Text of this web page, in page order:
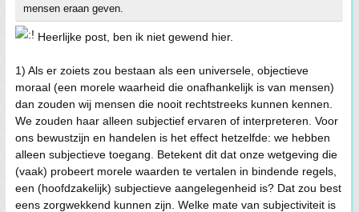
mensen eraan geven.
Heerlijke post, ben ik niet gewend hier.
1) Als er zoiets zou bestaan als een universele, objectieve
moraal (een morele waarheid die onafhankelijk is van mensen)
dan zouden wij mensen die nooit rechtstreeks kunnen kennen.
We zouden haar alleen subjectief ervaren of interpreteren. Voor
ons bewustzijn en handelen is het effect hetzelfde: we hebben
alleen subjectieve toegang. Betekent dit dat onze wetgeving die
(vaak) probeert morele waarden te vertalen in bindende regels,
een (hoofdzakelijk) subjectieve aangelegenheid is? Dat zou best
eens zorgwekkend kunnen zijn. Welke mate van subjectiviteit is